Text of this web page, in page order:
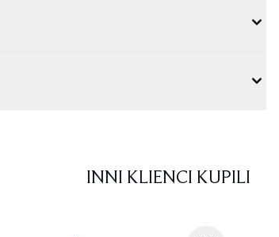
INNI KLIENCI KUPILI